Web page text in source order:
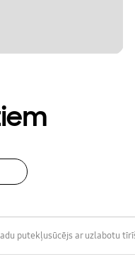
putekļusūcējs ar uzlabotu